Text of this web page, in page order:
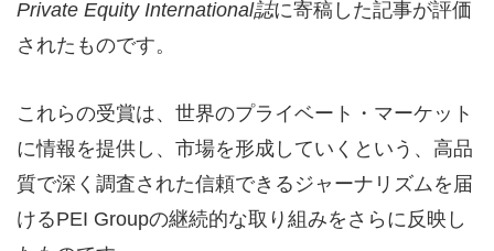
Private Equity International誌に寄稿した記事が評価
されたものです。
これらの受賞は、世界のプライベート・マーケット
に情報を提供し、市場を形成していくという、高品
質で深く調査された信頼できるジャーナリズムを届
けるPEI Groupの継続的な取り組みをさらに反映し